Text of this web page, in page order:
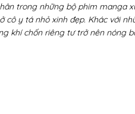
trong những bộ phim manga
y tá nhỏ xinh đẹp. Khác với
khí chốn riêng tư trở nên nóng